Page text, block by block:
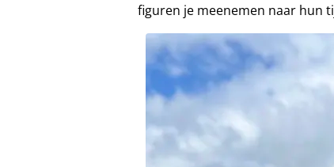
figuren je meenemen naar hun